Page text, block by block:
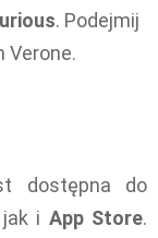
. Podejmij
Verone.
dostępna do
i App Store.